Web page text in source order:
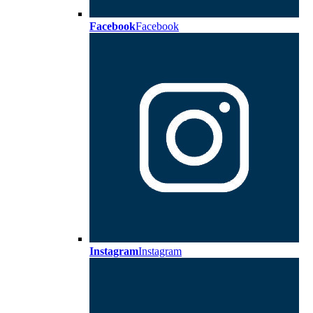
FacebookFacebook
InstagramInstagram